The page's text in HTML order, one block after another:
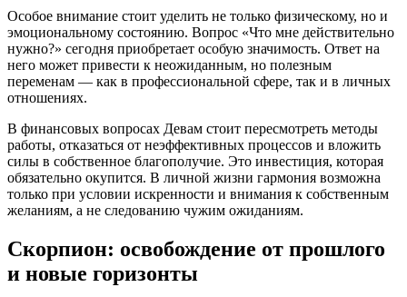
Особое внимание стоит уделить не только физическому, но и
эмоциональному состоянию. Вопрос «Что мне действительно
нужно?» сегодня приобретает особую значимость. Ответ на
него может привести к неожиданным, но полезным
переменам — как в профессиональной сфере, так и в личных
отношениях.
В финансовых вопросах Девам стоит пересмотреть методы
работы, отказаться от неэффективных процессов и вложить
силы в собственное благополучие. Это инвестиция, которая
обязательно окупится. В личной жизни гармония возможна
только при условии искренности и внимания к собственным
желаниям, а не следованию чужим ожиданиям.
Скорпион: освобождение от прошлого
и новые горизонты